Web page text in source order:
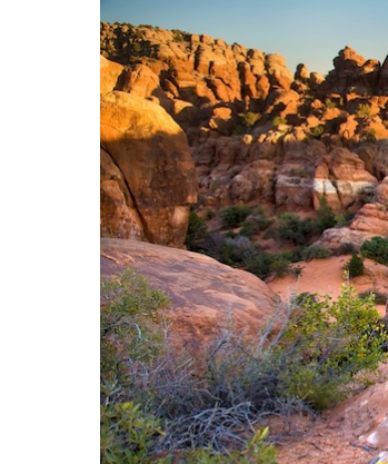
Hit enter to search or ESC to close